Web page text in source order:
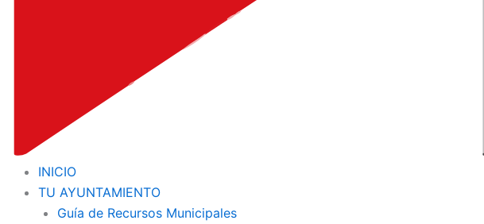
INICIO
TU AYUNTAMIENTO
Guía de Recursos Municipales